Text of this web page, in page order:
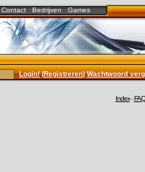
Contact Bedrijven Games
Login!(Registreren)Wachtwoord
Index-FAQ